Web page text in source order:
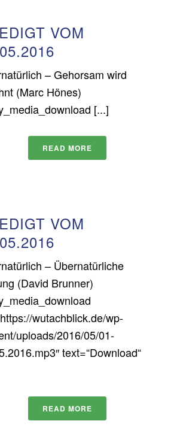
VOM
– Gehorsam wird
(Marc Hönes)
[...]
READ MORE
VOM
– Übernatürliche
(David Brunner)
wutachblick.de/wp-
uploads/2016/05/01-
text=“Download“
READ MORE